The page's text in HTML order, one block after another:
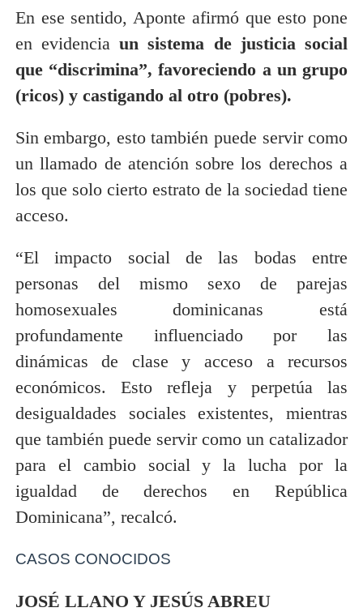
En ese sentido, Aponte afirmó que esto pone
en evidenciaun sistema de justicia social
que “discrimina”, favoreciendo a un grupo
(ricos) y castigando al otro (pobres).
Sin embargo, esto también puede servir como
un llamado de atención sobre los derechos a
los que solo cierto estrato de la sociedad tiene
acceso.
“El impacto social de las bodas entre
personas del mismo sexo de parejas
homosexuales dominicanas está
profundamente influenciado por las
dinámicas de clase y acceso a recursos
económicos. Esto refleja y perpetúa las
desigualdades sociales existentes, mientras
que también puede servir como un catalizador
para el cambio social y la lucha por la
igualdad de derechos en República
Dominicana”, recalcó.
CASOS CONOCIDOS
JOSÉ LLANO Y JESÚS ABREU